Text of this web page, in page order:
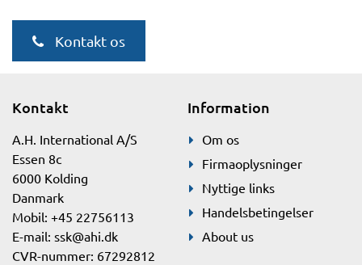
Kontakt os
Kontakt
A.H. International A/S
Essen 8c
6000 Kolding
Danmark
Mobil: +45 22756113
E-mail: ssk@ahi.dk
CVR-nummer: 67292812
Information
Om os
Firmaoplysninger
Nyttige links
Handelsbetingelser
About us